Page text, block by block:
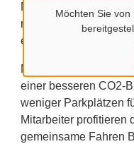
Möchten Sie von
Melden Sie ihr
machen Sie ihrem
einzutragen unter
Mit einem Eintrag als
einer besseren CO2-
weniger Parkplätzen
Mitarbeiter profitieren
gemeinsame Fahren